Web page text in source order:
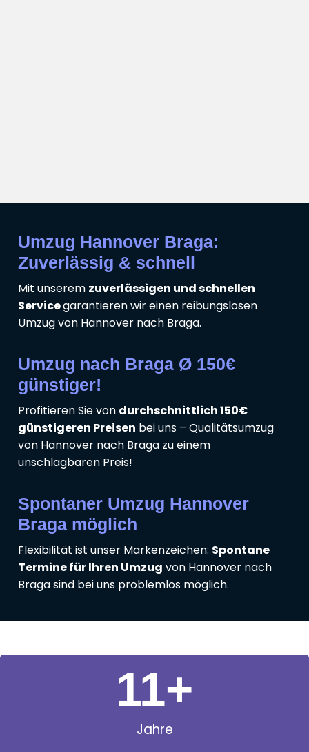
Umzug Hannover Braga:
Zuverlässig & schnell
Mit unserem zuverlässigen und schnellen
Servicegarantieren wir einen reibungslosen
Umzug von Hannover nach Braga.
Umzug nach Braga Ø 150€
günstiger!
Profitieren Sie von durchschnittlich 150€
günstigeren Preisen bei uns – Qualitätsumzug
von Hannover nach Braga zu einem
unschlagbaren Preis!
Spontaner Umzug Hannover
Braga möglich
Flexibilität ist unser Markenzeichen: Spontane
Termine für Ihren Umzug von Hannover nach
Braga sind bei uns problemlos möglich.
Jahre
11+